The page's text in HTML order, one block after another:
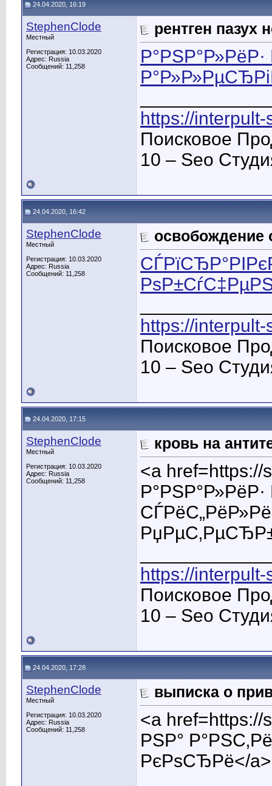
24.04.2020, 16:19
StephenClode
Местный
Регистрация: 10.03.2020
Адрес: Russia
Сообщений: 11,258
рентген пазух
https://
Поисковое
10 – Seo
24.04.2020, 16:42
StephenClode
Местный
Регистрация: 10.03.2020
Адрес: Russia
Сообщений: 11,258
освобождение
https://
Поисковое
10 – Seo
24.04.2020, 17:15
StephenClode
Местный
Регистрация: 10.03.2020
Адрес: Russia
Сообщений: 11,258
кровь на
<a
https://
Поисковое
10 – Seo
24.04.2020, 17:28
StephenClode
Местный
Регистрация: 10.03.2020
Адрес: Russia
Сообщений: 11,258
выписка о
<a
РЅР°
РєРѕСЂРё</a>